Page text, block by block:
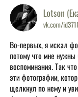
Lotson
vk.com/
Во-первых, я искал
потому что мне
воспоминания. Так
эти фотографии,
щелкнул по нему и